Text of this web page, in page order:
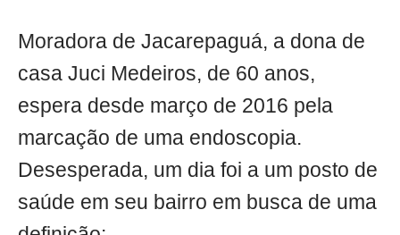
Moradora de Jacarepaguá, a dona de
casa Juci Medeiros, de 60 anos,
espera desde março de 2016 pela
marcação de uma endoscopia.
Desesperada, um dia foi a um posto de
saúde em seu bairro em busca de uma